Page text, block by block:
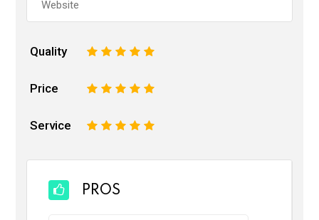
Quality 5
4
3
2
Price 5
4
3
2
Service 5
4
3
2
PROS